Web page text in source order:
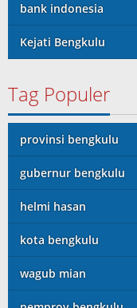
bank indonesia
Kejati Bengkulu
Tag Populer
provinsi bengkulu
gubernur bengkulu
helmi hasan
kota bengkulu
wagub mian